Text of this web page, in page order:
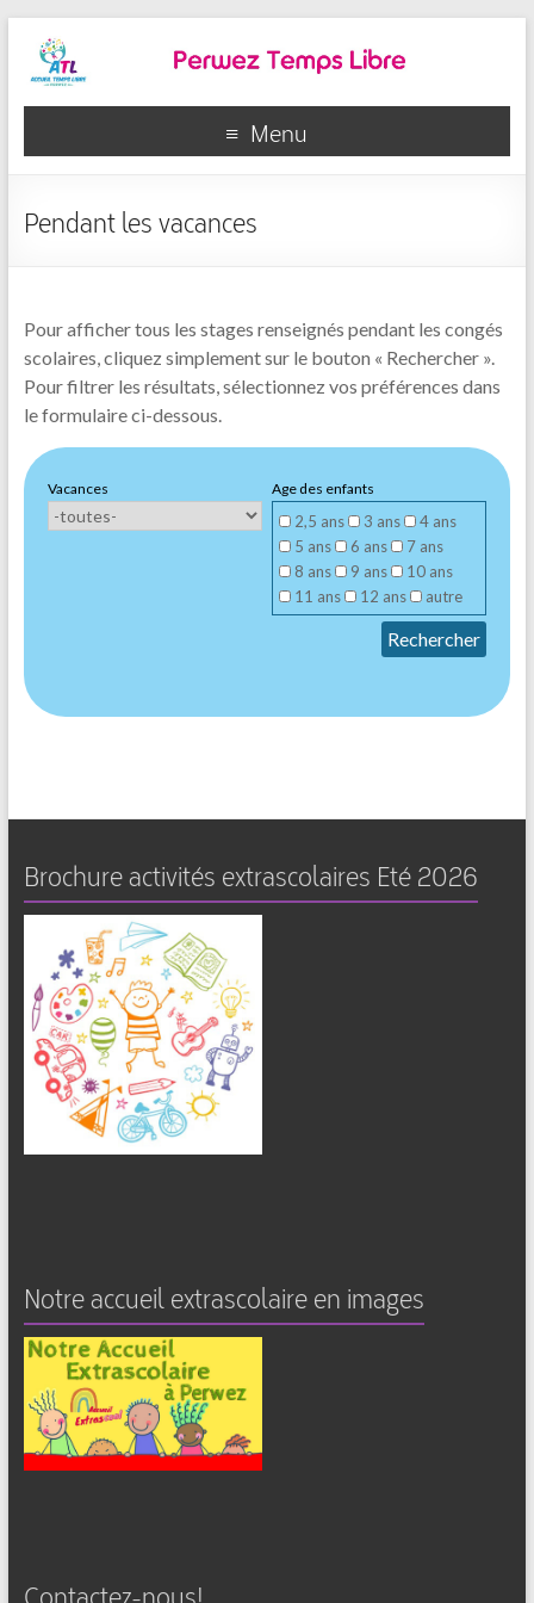
Menu
Pendant les vacances
Pour afficher tous les stages renseignés pendant les congés
scolaires, cliquez simplement sur le bouton « Rechercher ».
Pour filtrer les résultats, sélectionnez vos préférences dans
le formulaire ci-dessous.
Vacances Age des enfants
2,5 ans 3 ans
4 ans
5 ans
6 ans
7 ans
8 ans
9 ans
10 ans
11 ans
12 ans autre
Rechercher
Brochure activités extrascolaires Eté 2026
Notre accueil extrascolaire en images